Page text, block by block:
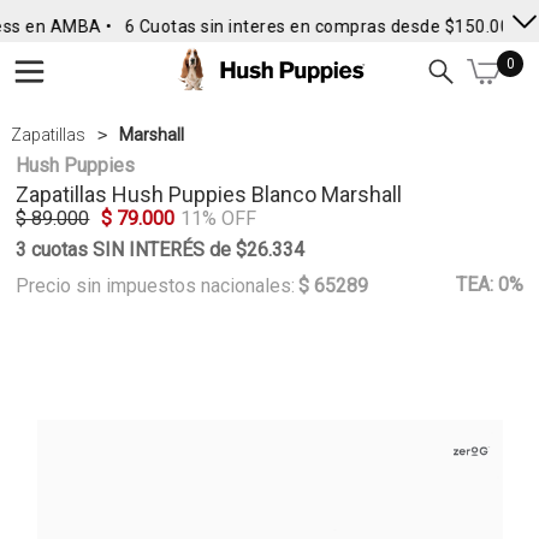
en AMBA • 6 Cuotas sin interes en compras desde $150.000 •
0
Zapatillas Marshall
Hush Puppies
Zapatillas Hush Puppies Blanco Marshall
$ 89.000 $ 79.000 11% OFF
3 cuotas SIN INTERÉS de $26.334
Precio sin impuestos nacionales: $ 65289 TEA: 0%